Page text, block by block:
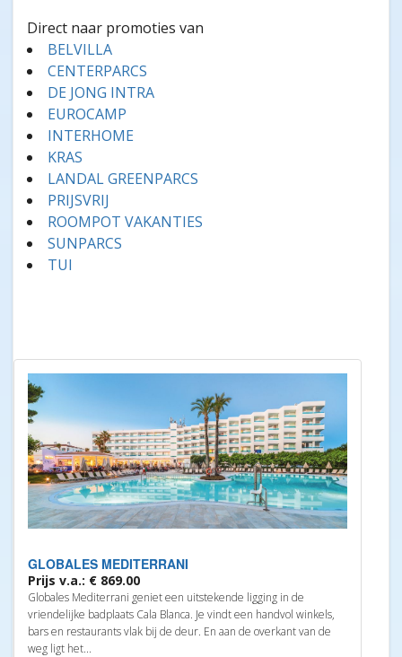
Direct naar promoties van
BELVILLA
CENTERPARCS
DE JONG INTRA
EUROCAMP
INTERHOME
KRAS
LANDAL GREENPARCS
PRIJSVRIJ
ROOMPOT VAKANTIES
SUNPARCS
TUI
GLOBALES MEDITERRANI
Prijs v.a.: € 869.00
Globales Mediterrani geniet een uitstekende ligging in de
vriendelijke badplaats Cala Blanca. Je vindt een handvol winkels,
bars en restaurants vlak bij de deur. En aan de overkant van de
weg ligt het...